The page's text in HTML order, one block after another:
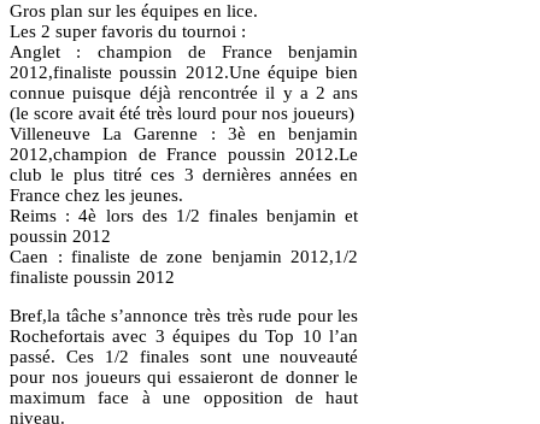
Gros plan sur les équipes en lice.
Les 2 super favoris du tournoi :
Anglet : champion de France benjamin
2012,finaliste poussin 2012.Une équipe bien
connue puisque déjà rencontrée il y a 2 ans
(le score avait été très lourd pour nos joueurs)
Villeneuve La Garenne : 3è en benjamin
2012,champion de France poussin 2012.Le
club le plus titré ces 3 dernières années en
France chez les jeunes.
Reims : 4è lors des 1/2 finales benjamin et
poussin 2012
Caen : finaliste de zone benjamin 2012,1/2
finaliste poussin 2012
Bref,la tâche s’annonce très très rude pour les
Rochefortais avec 3 équipes du Top 10 l’an
passé. Ces 1/2 finales sont une nouveauté
pour nos joueurs qui essaieront de donner le
maximum face à une opposition de haut
niveau.